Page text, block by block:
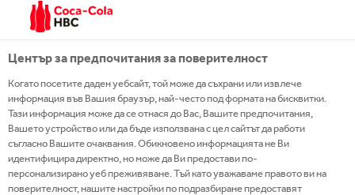
operations result mostly from the use of water in
bottling plants. Indirect impacts result from the
In accordance with our environmental policy, we
commit to:
Minimise the impact from operations, by
decreasing water use and ensuring that
Център за предпочитания за поверителност
Когато посетите даден уебсайт, той може да съхрани или извлече
информация във Вашия браузър, най-често под формата на бисквитки.
Тази информация може да се отнася до Вас, Вашите предпочитания,
Вашето устройство или да бъде използвана с цел сайтът да работи
съгласно Вашите очаквания. Обикновено информацията не Ви
идентифицира директно, но може да Ви предостави по-
персонализирано уеб преживяване. Тъй като уважаваме правото ви на
поверителност, нашите настройки по подразбиране предоставят